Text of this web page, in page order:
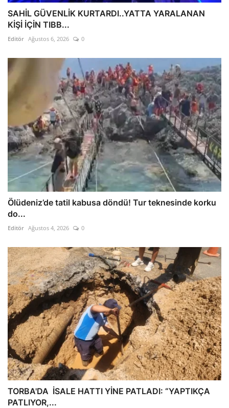
SAHİL GÜVENLİK KURTARDI..YATTA YARALANAN
KİŞİ İÇİN TIBB...
Editör Ağustos 6, 2026 0
Ölüdeniz’de tatil kabusa döndü! Tur teknesinde korku
do...
Editör Ağustos 4, 2026 0
TORBA'DA İSALE HATTI YİNE PATLADI: “YAPTIKÇA
PATLIYOR,...